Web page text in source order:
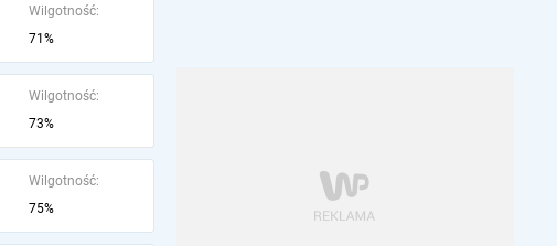
Wilgotność:
71%
Wilgotność:
73%
Wilgotność:
75%